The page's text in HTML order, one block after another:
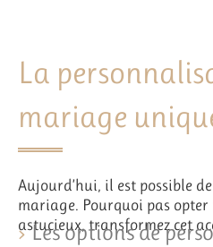
La
mariage
Aujourd’hui, il est possible
mariage. Pourquoi pas
astucieux, transformez cet
Les options de